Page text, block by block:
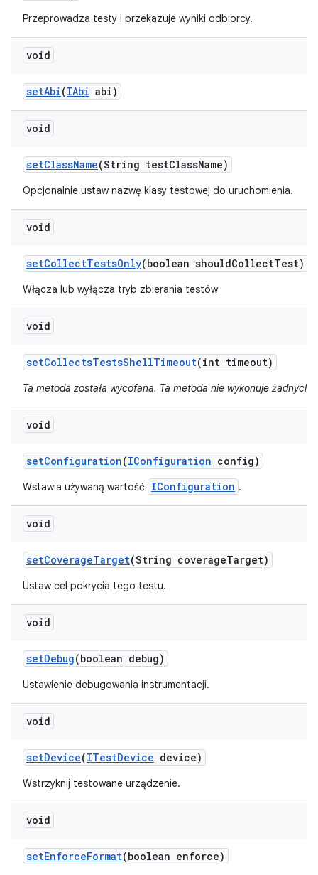
Przeprowadza testy i przekazuje wyniki odbiorcy.
void
setAbi(IAbi abi)
void
setClassName(String testClassName)
Opcjonalnie ustaw nazwę klasy testowej do uruchomienia.
void
setCollectTestsOnly(boolean shouldCollectTest)
Włącza lub wyłącza tryb zbierania testów
void
setCollectsTestsShellTimeout(int timeout)
Ta metoda została wycofana. Ta metoda nie wykonuje żadnych
void
setConfiguration(IConfiguration config)
Wstawia używaną wartość IConfiguration .
void
setCoverageTarget(String coverageTarget)
Ustaw cel pokrycia tego testu.
void
setDebug(boolean debug)
Ustawienie debugowania instrumentacji.
void
setDevice(ITestDevice device)
Wstrzyknij testowane urządzenie.
void
setEnforceFormat(boolean enforce)